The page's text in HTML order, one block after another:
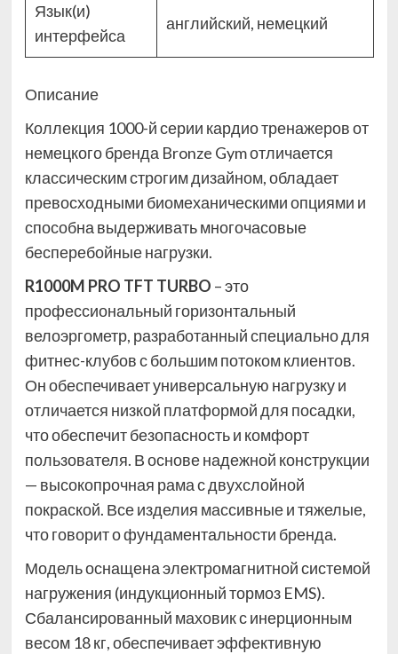
Язык(и)
интерфейса
английский, немецкий
Описание
Коллекция 1000-й серии кардио тренажеров от
немецкого бренда Bronze Gym отличается
классическим строгим дизайном, обладает
превосходными биомеханическими опциями и
способна выдерживать многочасовые
бесперебойные нагрузки.
R1000M PRO TFT TURBO – это
профессиональный горизонтальный
велоэргометр, разработанный специально для
фитнес-клубов с большим потоком клиентов.
Он обеспечивает универсальную нагрузку и
отличается низкой платформой для посадки,
что обеспечит безопасность и комфорт
пользователя. В основе надежной конструкции
— высокопрочная рама с двухслойной
покраской. Все изделия массивные и тяжелые,
что говорит о фундаментальности бренда.
Модель оснащена электромагнитной системой
нагружения (индукционный тормоз EMS).
Сбалансированный маховик с инерционным
весом 18 кг, обеспечивает эффективную